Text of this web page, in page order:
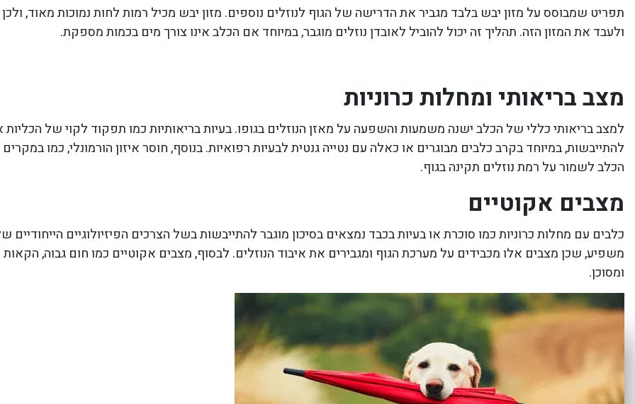
תפריט שמבוסס על מזון יבש בלבד מגביר את הדרישה של הגוף לנוזלים נוספים. מזון יבש מכיל רמות לחות נמוכות מאוד,
ולעבד את המזון הזה. תהליך זה יכול להוביל לאובדן נוזלים מוגבר, במיוחד אם הכלב אינו צורך מים בכמות מספקת.
מצב בריאותי ומחלות כרוניות
למצב בריאותי כללי של הכלב ישנה משמעות והשפעה על מאזן הנוזלים בגופו. בעיות בריאותיות כמו תפקוד לקוי של הכליות
להתייבשות, במיוחד בקרב כלבים מבוגרים או כאלה עם נטייה גנטית לבעיות רפואיות. בנוסף, חוסר איזון הורמונלי, כמו
הכלב לשמור על רמת נוזלים תקינה בגוף.
מצבים אקוטיים
כלבים עם מחלות כרוניות כמו סוכרת או בעיות בכבד נמצאים בסיכון מוגבר להתייבשות בשל הצרכים הפיזיולוגיים
משפיע, שכן מצבים אלו מכבידים על מערכת הגוף ומגבירים את איבוד הנוזלים. לבסוף, מצבים אקוטיים כמו חום גבוה,
ומסוכן.